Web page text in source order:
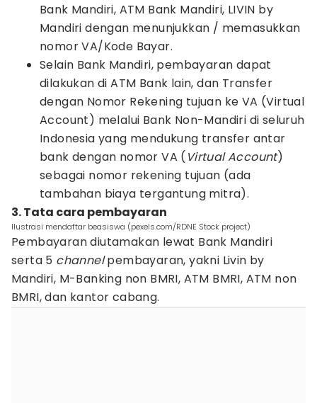
Bank Mandiri, ATM Bank Mandiri, LIVIN by
Mandiri dengan menunjukkan / memasukkan
nomor VA/Kode Bayar.
Selain Bank Mandiri, pembayaran dapat
dilakukan di ATM Bank lain, dan Transfer
dengan Nomor Rekening tujuan ke VA (Virtual
Account) melalui Bank Non-Mandiri di seluruh
Indonesia yang mendukung transfer antar
bank dengan nomor VA ( Virtual Account)
sebagai nomor rekening tujuan (ada
tambahan biaya tergantung mitra).
3. Tata cara pembayaran
Ilustrasi mendaftar beasiswa (pexels.com/RDNE Stock project)
Pembayaran diutamakan lewat Bank Mandiri
serta 5 channelpembayaran, yakni Livin by
Mandiri, M-Banking non BMRI, ATM BMRI, ATM non
BMRI, dan kantor cabang.